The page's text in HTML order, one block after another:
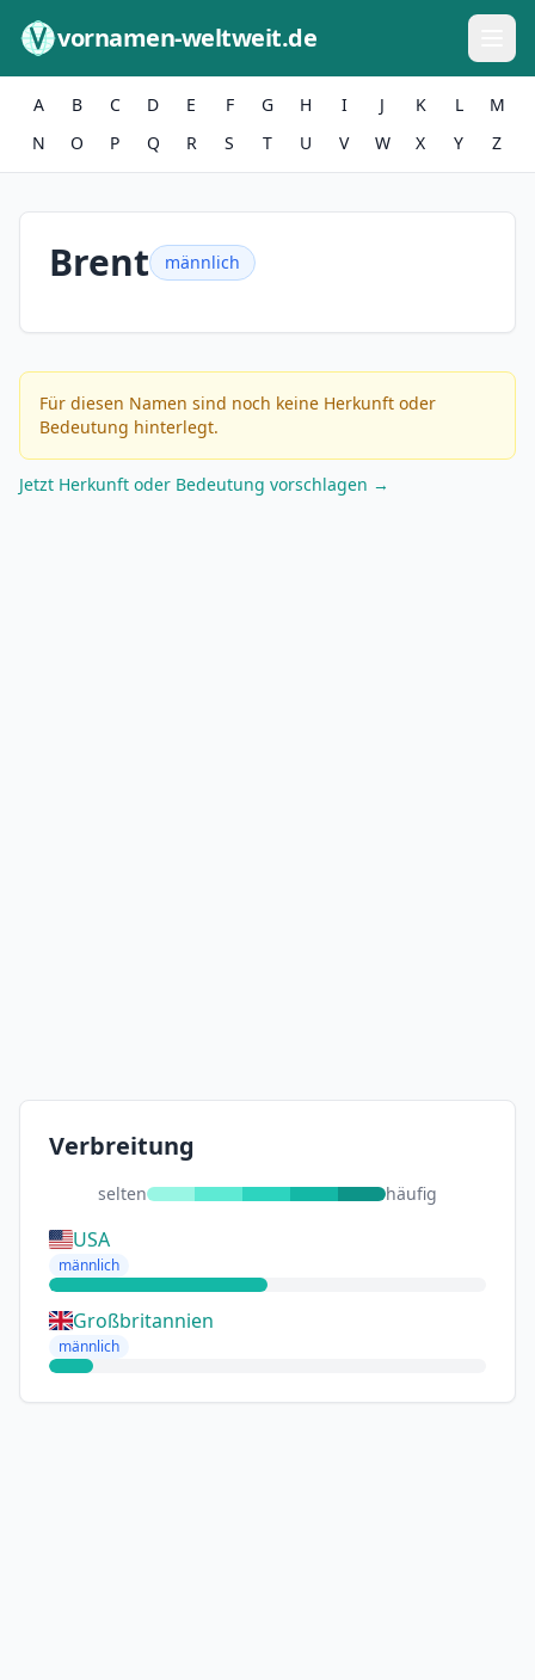
vornamen-weltweit.de
A B C D E F G H I J K L
M
N
O P Q R S T U V W X Y Z
Brent männlich
Für diesen Namen sind noch keine Herkunft oder
Bedeutung hinterlegt.
Jetzt Herkunft oder Bedeutung vorschlagen →
Verbreitung
selten häufig
USA
männlich
Großbritannien
männlich